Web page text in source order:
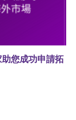
您成功申請拓